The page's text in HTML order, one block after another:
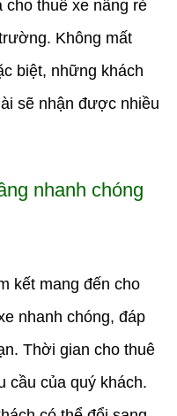
cho thuê xe nâng rẻ
Không mất
biệt, những khách
sẽ nhận được nhiều
nhanh chóng
kết mang đến cho
nhanh chóng, đáp
Thời gian cho thuê
cầu của quý khách.